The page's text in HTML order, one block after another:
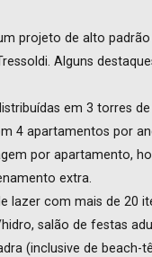
projeto de alto
Alguns
em 3 torres de
4 apartamentos por
por apartamento,
extra.
lazer com mais de 20
salão de festas
(inclusive de beach-